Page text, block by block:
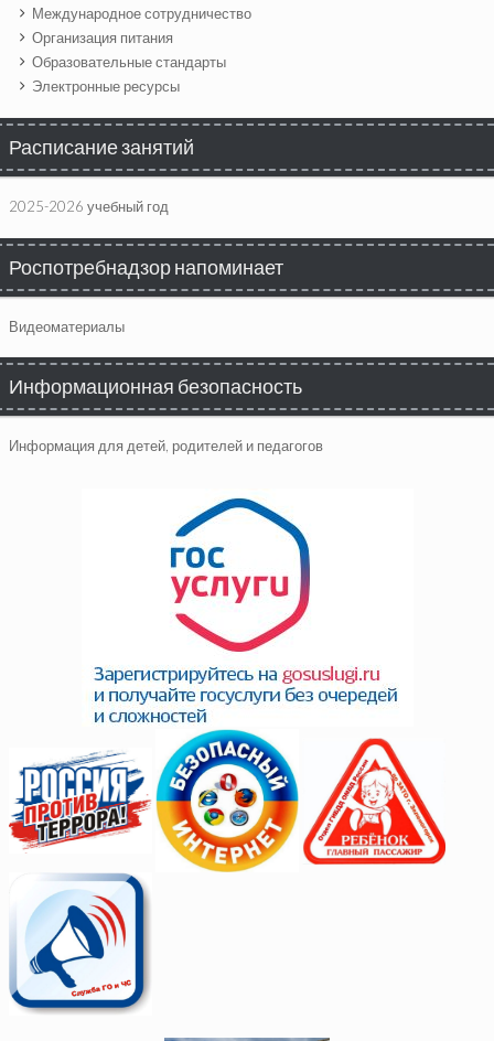
Международное сотрудничество
Организация питания
Образовательные стандарты
Электронные ресурсы
Расписание занятий
2025-2026 учебный год
Роспотребнадзор напоминает
Видеоматериалы
Информационная безопасность
Информация для детей, родителей и педагогов